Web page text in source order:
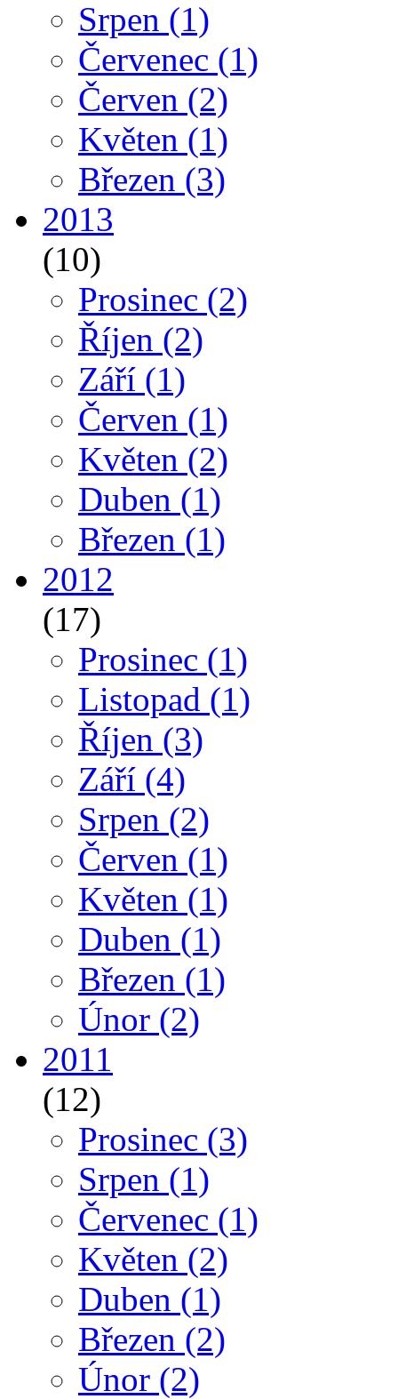
Srpen (1)
Červenec (1)
Červen (2)
Květen (1)
Březen (3)
2013
(10)
Prosinec (2)
Říjen (2)
Září (1)
Červen (1)
Květen (2)
Duben (1)
Březen (1)
2012
(17)
Prosinec (1)
Listopad (1)
Říjen (3)
Září (4)
Srpen (2)
Červen (1)
Květen (1)
Duben (1)
Březen (1)
Únor (2)
2011
(12)
Prosinec (3)
Srpen (1)
Červenec (1)
Květen (2)
Duben (1)
Březen (2)
Únor (2)